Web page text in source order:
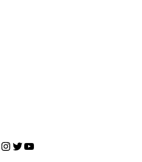
Instagram
Twitter
YouTube